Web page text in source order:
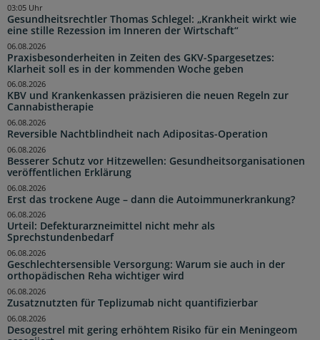
Gesundheitsrechtler Thomas Schlegel: „Krankheit wirkt wie
eine stille Rezession im Inneren der Wirtschaft“
03:05 Uhr
Praxisbesonderheiten in Zeiten des GKV-Spargesetzes:
Klarheit soll es in der kommenden Woche geben
06.08.2026
KBV und Krankenkassen präzisieren die neuen Regeln zur
Cannabistherapie
06.08.2026
Reversible Nachtblindheit nach Adipositas-Operation
06.08.2026
Besserer Schutz vor Hitzewellen: Gesundheitsorganisationen
veröffentlichen Erklärung
06.08.2026
Erst das trockene Auge – dann die Autoimmunerkrankung?
06.08.2026
Urteil: Defekturarzneimittel nicht mehr als
Sprechstundenbedarf
06.08.2026
Geschlechtersensible Versorgung: Warum sie auch in der
orthopädischen Reha wichtiger wird
06.08.2026
Zusatznutzten für Teplizumab nicht quantifizierbar
06.08.2026
Desogestrel mit gering erhöhtem Risiko für ein Meningeom
06.08.2026